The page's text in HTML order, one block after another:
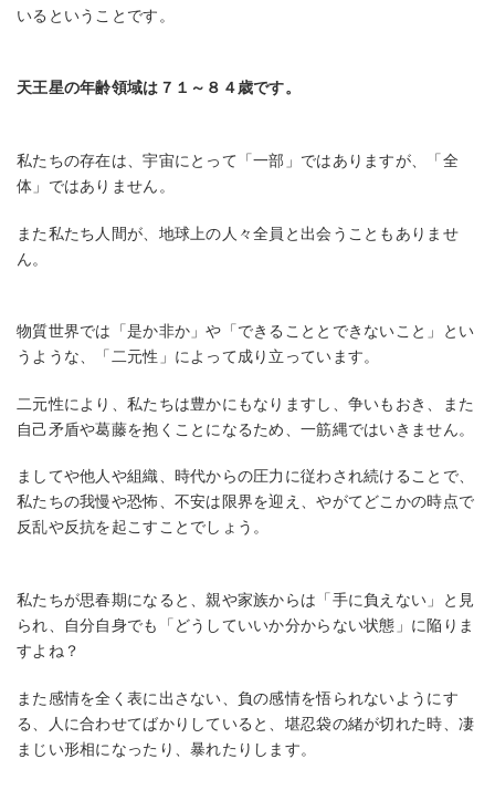
いるということです。
天王星の年齢領域は７１～８４歳です。
私たちの存在は、宇宙にとって「一部」ではありますが、「全
体」ではありません。
また私たち人間が、地球上の人々全員と出会うこともありませ
ん。
物質世界では「是か非か」や「できることとできないこと」とい
うような、「二元性」によって成り立っています。
二元性により、私たちは豊かにもなりますし、争いもおき、また
自己矛盾や葛藤を抱くことになるため、一筋縄ではいきません。
ましてや他人や組織、時代からの圧力に従わされ続けることで、
私たちの我慢や恐怖、不安は限界を迎え、やがてどこかの時点で
反乱や反抗を起こすことでしょう。
私たちが思春期になると、親や家族からは「手に負えない」と見
られ、自分自身でも「どうしていいか分からない状態」に陥りま
すよね？
また感情を全く表に出さない、負の感情を悟られないようにす
る、人に合わせてばかりしていると、堪忍袋の緒が切れた時、凄
まじい形相になったり、暴れたりします。